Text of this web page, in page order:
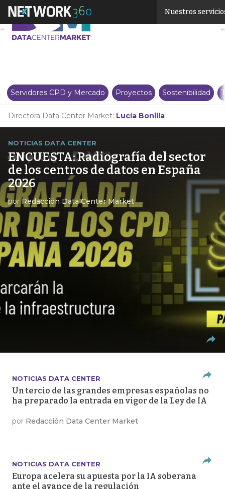
Nuestros
Servidores CPD y Mercado Proyectos Sostenibilidad
Directora Data Center Market: Lucía Bonilla
NOTICIAS DATA CENTER
ENCUESTA: Radiografía del sector
de los centros de datos en España
2026
porRedacción Data Center Market
NOTICIAS DATA CENTER
Un tercio de las grandes empresas españolas no
ha preparado la entrada en vigor de la Ley de IA
por Redacción Data Center Market
NOTICIAS DATA CENTER
Europa acelera su apuesta por la IA soberana
ante el avance de la regulación